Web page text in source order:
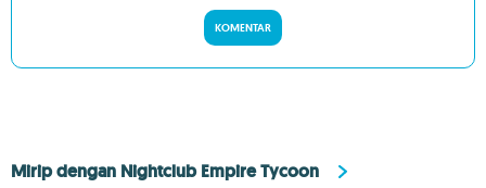
KOMENTAR
Mirip dengan Nightclub Empire Tycoon